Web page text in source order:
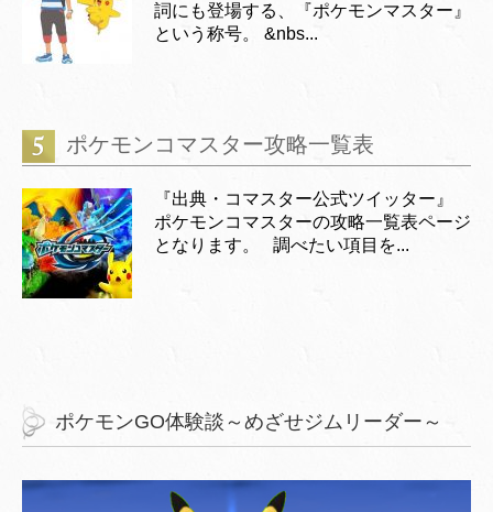
詞にも登場する、『ポケモンマスター』
という称号。 &nbs...
ポケモンコマスター攻略一覧表
『出典・コマスター公式ツイッター』
ポケモンコマスターの攻略一覧表ページ
となります。 調べたい項目を...
ポケモンGO体験談～めざせジムリーダー～